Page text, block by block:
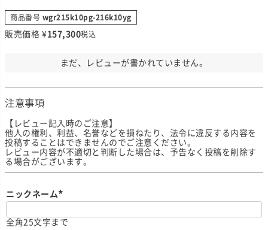
商品番号 wgr215k10pg-216k10yg
販売価格 ¥157,300税込
まだ、レビューが書かれていません。
注意事項
【レビュー記入時のご注意】
他人の権利、利益、名誉などを損ねたり、法令に違反する内容を
投稿することはできませんのでご注意ください。
レビュー内容が不適切と判断した場合は、予告なく投稿を削除す
る場合がございます。
ニックネーム
必
須
全角25文字まで